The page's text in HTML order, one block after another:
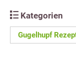
Kategorien
Gugelhupf